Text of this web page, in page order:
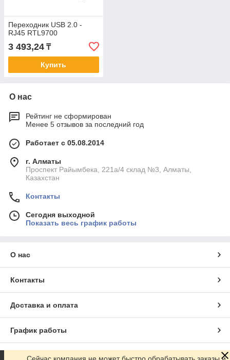
Переходник USB 2.0 -
RJ45 RTL9700
3 493,24 ₸
Купить
О нас
Рейтинг не сформирован
Менее 5 отзывов за последний год
Работает с 05.08.2014
г. Алматы
Проспект Райымбека, 221а/4 склад №3, Алматы,
Казахстан
Контакты
Сегодня выходной
Показать весь график работы
О нас
Контакты
Доставка и оплата
График работы
Полная версия сайта